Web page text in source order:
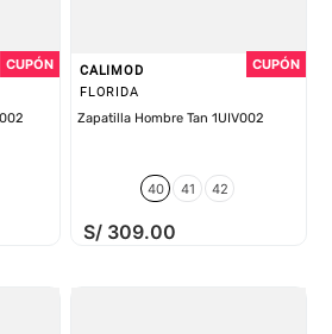
CALIMOD
FLORIDA
Zapatilla Hombre Tan 1UIV002
40 41 42
S/ 309.00